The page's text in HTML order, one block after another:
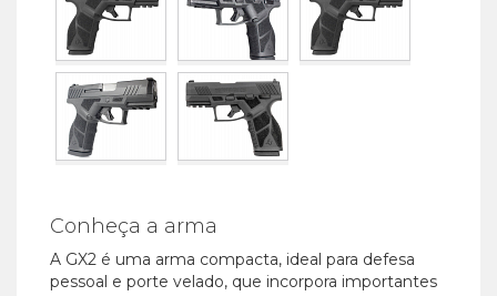
Conheça a arma
A GX2 é uma arma compacta, ideal para defesa
pessoal e porte velado, que incorpora importantes